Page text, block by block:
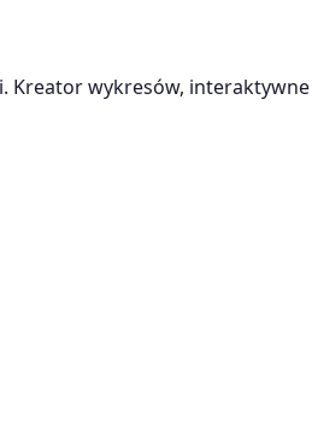
wykresów,